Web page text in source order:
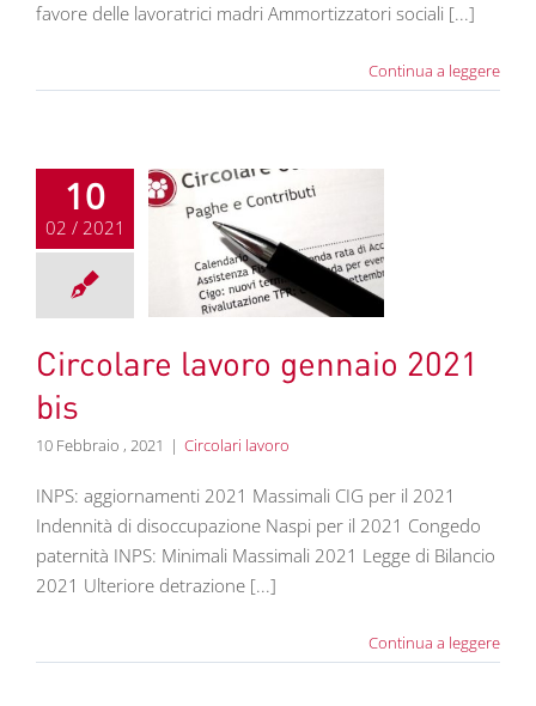
favore delle lavoratrici madri Ammortizzatori sociali [...]
Continua a leggere
10
02 / 2021
lavoro
2021 bis
lavoro
Circolare lavoro gennaio 2021
bis
10 Febbraio , 2021 | Circolari lavoro
INPS: aggiornamenti 2021 Massimali CIG per il 2021
Indennità di disoccupazione Naspi per il 2021 Congedo
paternità INPS: Minimali Massimali 2021 Legge di Bilancio
2021 Ulteriore detrazione [...]
Continua a leggere